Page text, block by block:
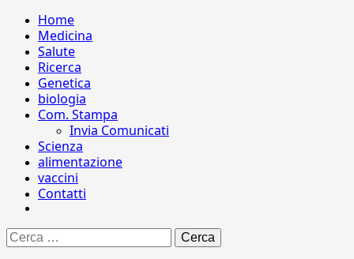
Home
Medicina
Salute
Ricerca
Genetica
biologia
Com. Stampa
Invia Comunicati
Scienza
alimentazione
vaccini
Contatti
Ricerca
per: